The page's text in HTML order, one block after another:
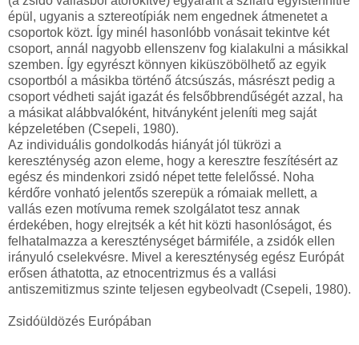
épül, ugyanis a sztereotípiák nem engednek átmenetet a
csoportok közt. Így minél hasonlóbb vonásait tekintve két
csoport, annál nagyobb ellenszenv fog kialakulni a másikkal
szemben. Így egyrészt könnyen kiküszöbölhető az egyik
csoportból a másikba történő átcsúszás, másrészt pedig a
csoport védheti saját igazát és felsőbbrendűségét azzal, ha
a másikat alábbvalóként, hitványként jeleníti meg saját
képzeletében (Csepeli, 1980).
Az individuális gondolkodás hiányát jól tükrözi a
kereszténység azon eleme, hogy a keresztre feszítésért az
egész és mindenkori zsidó népet tette felelőssé. Noha
kérdőre vonható jelentős szerepük a rómaiak mellett, a
vallás ezen motívuma remek szolgálatot tesz annak
érdekében, hogy elrejtsék a két hit közti hasonlóságot, és
felhatalmazza a kereszténységet bármiféle, a zsidók ellen
irányuló cselekvésre. Mivel a kereszténység egész Európát
erősen áthatotta, az etnocentrizmus és a vallási
antiszemitizmus szinte teljesen egybeolvadt (Csepeli, 1980).
Zsidóüldözés Európában